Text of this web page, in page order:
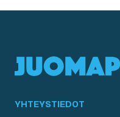
YHTEYSTIEDOT